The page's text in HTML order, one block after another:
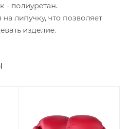
- полиуретан.
липучку, что позволяет
изделие.